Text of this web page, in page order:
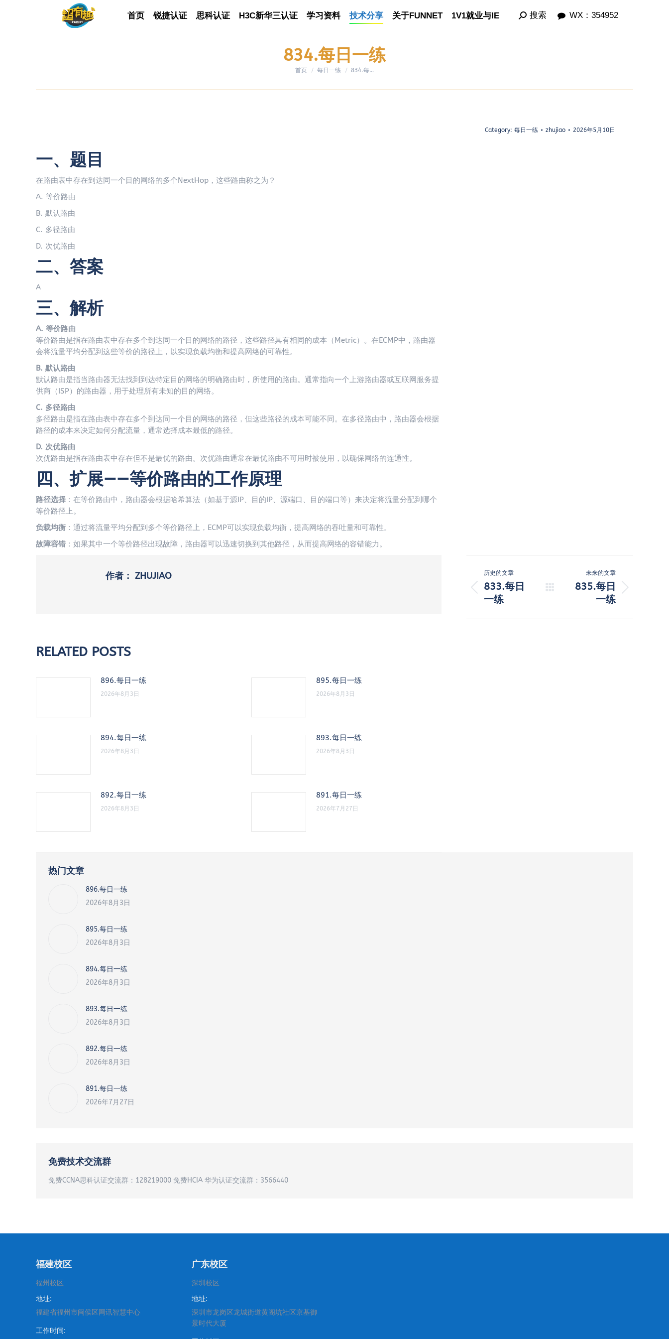
首页 锐捷认证 思科认证 H3C新华三认证 学习资料 技术分享 关于FUNNET 1V1就业与IE Search:
搜索 WX：354952
834.每日一练
您在这里：
首页 每日一练 834.每…
一、题目
在路由表中存在到达同一个目的网络的多个NextHop，这些路由称之为？
A. 等价路由
B. 默认路由
C. 多径路由
D. 次优路由
二、答案
A
三、解析
A. 等价路由
等价路由是指在路由表中存在多个到达同一个目的网络的路径，这些路径具有相同的成本（Metric）。在ECMP中，路由器
会将流量平均分配到这些等价的路径上，以实现负载均衡和提高网络的可靠性。
B. 默认路由
默认路由是指当路由器无法找到到达特定目的网络的明确路由时，所使用的路由。通常指向一个上游路由器或互联网服务提
供商（ISP）的路由器，用于处理所有未知的目的网络。
C. 多径路由
多径路由是指在路由表中存在多个到达同一个目的网络的路径，但这些路径的成本可能不同。在多径路由中，路由器会根据
路径的成本来决定如何分配流量，通常选择成本最低的路径。
D. 次优路由
次优路由是指在路由表中存在但不是最优的路由。次优路由通常在最优路由不可用时被使用，以确保网络的连通性。
四、扩展——等价路由的工作原理
路径选择 ：在等价路由中，路由器会根据哈希算法（如基于源IP、目的IP、源端口、目的端口等）来决定将流量分配到哪个
等价路径上。
负载均衡 ：通过将流量平均分配到多个等价路径上，ECMP可以实现负载均衡，提高网络的吞吐量和可靠性。
故障容错 ：如果其中一个等价路径出现故障，路由器可以迅速切换到其他路径，从而提高网络的容错能力。
Category: 每日一练 zhujiao 2026年5月10日
作者： ZHUJIAO
章
航
历史的文章
历
833.每日
一练
未来的文章
未835.每日
一练
RELATED POSTS
896.每日一练
2026年8月3日
895.每日一练
2026年8月3日
894.每日一练
2026年8月3日
893.每日一练
2026年8月3日
892.每日一练
2026年8月3日
891.每日一练
2026年7月27日
热门文章
896.每日一练
2026年8月3日
895.每日一练
2026年8月3日
894.每日一练
2026年8月3日
893.每日一练
2026年8月3日
892.每日一练
2026年8月3日
891.每日一练
2026年7月27日
免费技术交流群
免费CCNA思科认证交流群：128219000 免费HCIA 华为认证交流群：3566440
福建校区
福州校区
地址:
福建省福州市闽侯区网讯智慧中心
工作时间:
广东校区
深圳校区
地址:
深圳市龙岗区龙城街道黄阁坑社区京基御
景时代大厦
首页 锐捷认证 思科认证 H3C新华三认证 学习资料 技术分享 关于FUNNET 1V1就业与IE Search:
搜索 WX：354952